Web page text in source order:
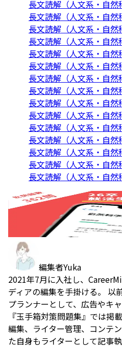
長文読解（人文系・自
長文読解（人文系・自
長文読解（人文系・自
長文読解（人文系・自
長文読解（人文系・自
長文読解（人文系・自
長文読解（人文系・自
長文読解（人文系・自
長文読解（人文系・自
長文読解（人文系・自
長文読解（人文系・自
長文読解（人文系・自
長文読解（人文系・自
長文読解（人文系・自
長文読解（人文系・自
編集者Yuka
2021年7月に入社し、
ディアの編集を手掛ける。 以
プランナーとして、広告やキ
『玉手箱対策問題集』では掲
編集、ライター管理、コンテ
た自身もライターとして記事執